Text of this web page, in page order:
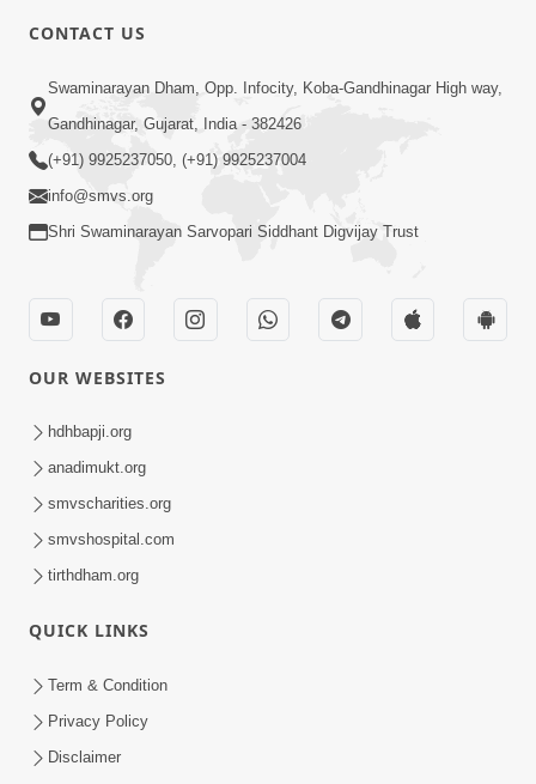
CONTACT US
Swaminarayan Dham, Opp. Infocity, Koba-Gandhinagar High way,
Gandhinagar, Gujarat, India - 382426
(+91) 9925237050, (+91) 9925237004
info@smvs.org
Shri Swaminarayan Sarvopari Siddhant Digvijay Trust
OUR WEBSITES
hdhbapji.org
anadimukt.org
smvscharities.org
smvshospital.com
tirthdham.org
QUICK LINKS
Term & Condition
Privacy Policy
Disclaimer